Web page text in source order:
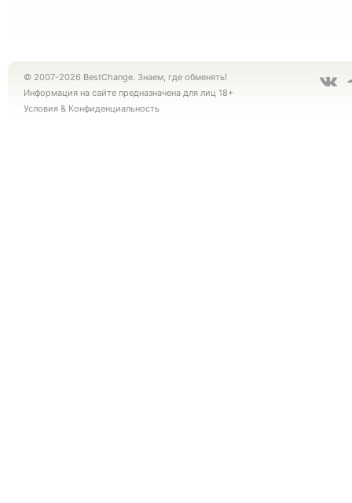
© 2007-2026 BestChange. Знаем, где обменять!
Информация на сайте предназначена для лиц 18+
Условия & Конфиденциальность